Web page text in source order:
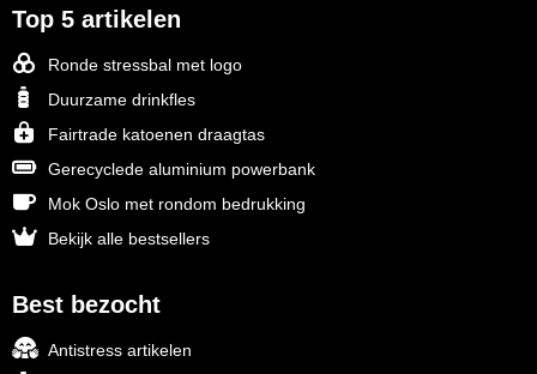
Top 5 artikelen
Ronde stressbal met logo
Duurzame drinkfles
Fairtrade katoenen draagtas
Gerecyclede aluminium powerbank
Mok Oslo met rondom bedrukking
Bekijk alle bestsellers
Best bezocht
Antistress artikelen